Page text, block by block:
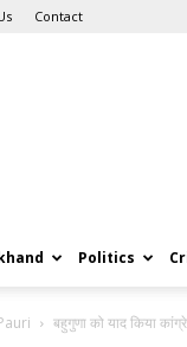
Contact
Politics
बहुगुणा को याद किया